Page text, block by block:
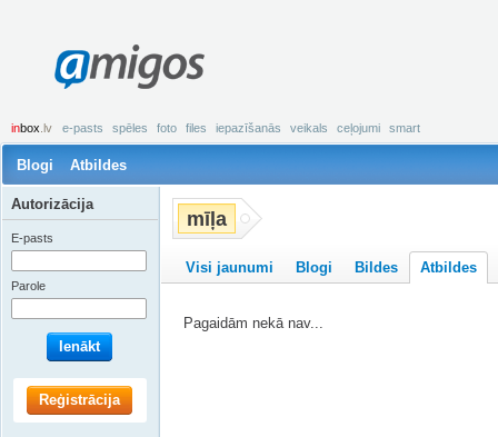
amigos
inbox .lv e-pasts spēles foto files iepazīšanās veikals ceļojumi smart
Blogi Atbildes
mīļa
Visi jaunumi Blogi Bildes Atbildes
Pagaidām nekā nav...
Autorizācija
E-pasts
Parole
Ienākt
Reģistrācija